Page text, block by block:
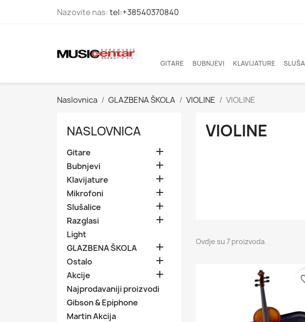
Nazovite nas:tel:+38540370840
GITARE BUBNJEVI KLAVIJATURE
Naslovnica GLAZBENA ŠKOLA VIOLINE VIOLINE
NASLOVNICA
Gitare 
Bubnjevi 
Klavijature 
Mikrofoni 
Slušalice 
Razglasi 
Light
GLAZBENA ŠKOLA

Ostalo 
Akcije 
Najprodavaniji proizvodi
Gibson & Epiphone
Martin Akcija
VIOLINE
Ovdje su 7 proizvoda.